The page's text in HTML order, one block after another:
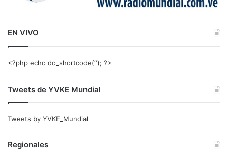
EN VIVO
<?php echo do_shortcode(‘‘); ?>
Tweets de YVKE Mundial
Tweets by YVKE_Mundial
Regionales